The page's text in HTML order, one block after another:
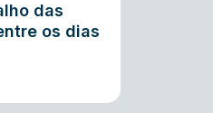
das
os dias